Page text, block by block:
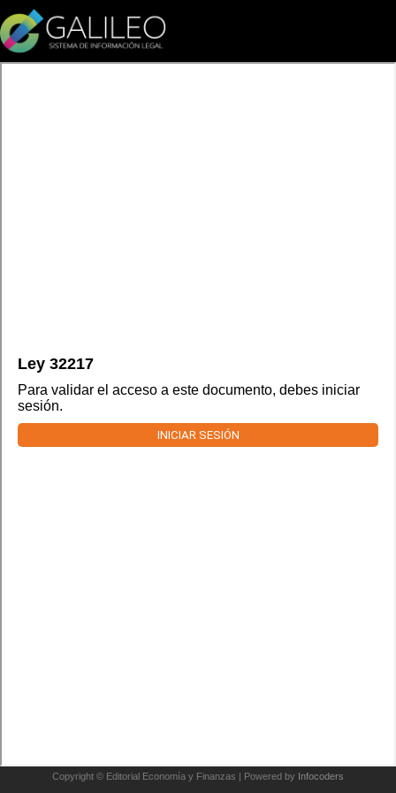
Copyright © Editorial Economía y Finanzas | Powered by Infocoders
Ley 32217
Para validar el acceso a este documento, debes iniciar
sesión.
INICIAR SESIÓN